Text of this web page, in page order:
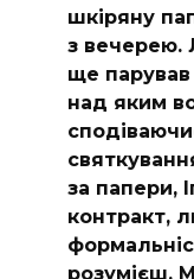
шкіряну
з вечерею.
ще
над яким
за папери,
контракт,
розумієш.